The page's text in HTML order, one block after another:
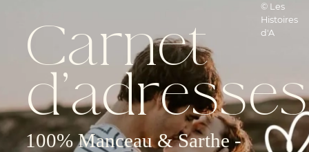
Carnet
d’adresses
100% Manceau & Sarthe -
© Les
Histoires
d'A